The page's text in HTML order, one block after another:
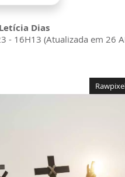
Letícia Dias
- 16H13 (Atualizada em 26